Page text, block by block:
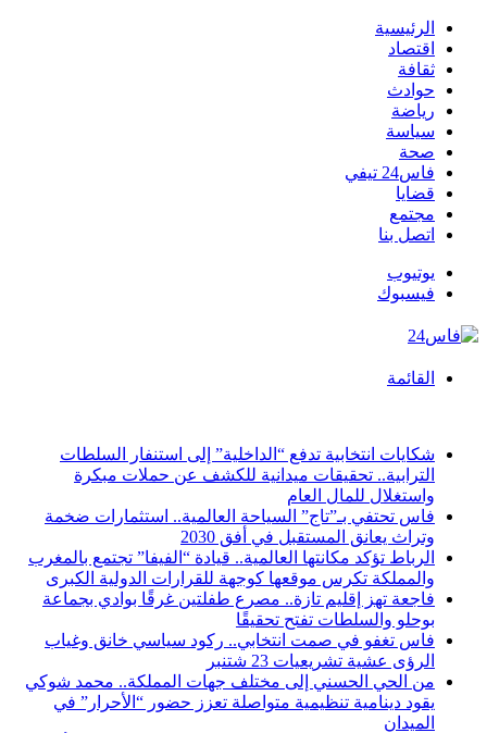
الرئيسية
اقتصاد
ثقافة
حوادث
رياضة
سياسة
صحة
فاس24 تيفي
قضايا
مجتمع
اتصل بنا
يوتيوب
فيسبوك
القائمة
شكايات انتخابية تدفع “الداخلية” إلى استنفار السلطات
الترابية.. تحقيقات ميدانية للكشف عن حملات مبكرة
واستغلال للمال العام
فاس تحتفي بـ”تاج” السياحة العالمية.. استثمارات ضخمة
وتراث يعانق المستقبل في أفق 2030
الرباط تؤكد مكانتها العالمية.. قيادة “الفيفا” تجتمع بالمغرب
والمملكة تكرس موقعها كوجهة للقرارات الدولية الكبرى
فاجعة تهز إقليم تازة.. مصرع طفلتين غرقًا بوادي بجماعة
بوحلو والسلطات تفتح تحقيقًا
فاس تغفو في صمت انتخابي.. ركود سياسي خانق وغياب
الرؤى عشية تشريعيات 23 شتنبر
من الحي الحسني إلى مختلف جهات المملكة.. محمد شوكي
يقود دينامية تنظيمية متواصلة تعزز حضور “الأحرار” في
الميدان